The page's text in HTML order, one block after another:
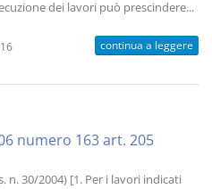
dei lavori può prescindere...
continua a leggere
numero 163 art. 205
n. 30/2004) [1. Per i lavori indicati